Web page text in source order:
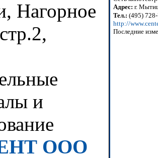
Нагорное
и
ООО
Адрес: г.
Тел.: (495)
http://
Последние